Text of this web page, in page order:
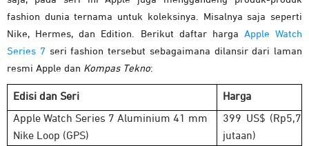
fashion dunia ternama untuk koleksinya. Misalnya saja seperti
Nike, Hermes, dan Edition. Berikut daftar harga Apple Watch
Series 7 seri fashion tersebut sebagaimana dilansir dari laman
resmi Apple dan Kompas Tekno:
Edisi dan Seri
Harga
Apple Watch Series 7 Aluminium 41 mm
Nike Loop (GPS)
399 US$ (Rp5,7
jutaan)